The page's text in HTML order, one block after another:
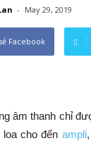
- May 29, 2019
Facebook
âm thanh chỉ
cho đến ampli